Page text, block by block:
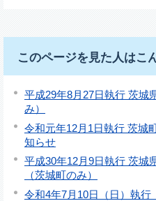
このページを見た人はこ
平成29年8月27日執行 茨城
み）
令和元年12月1日執行 茨城
知らせ
平成30年12月9日執行 茨城
（茨城町のみ）
令和4年7月10日（日）執